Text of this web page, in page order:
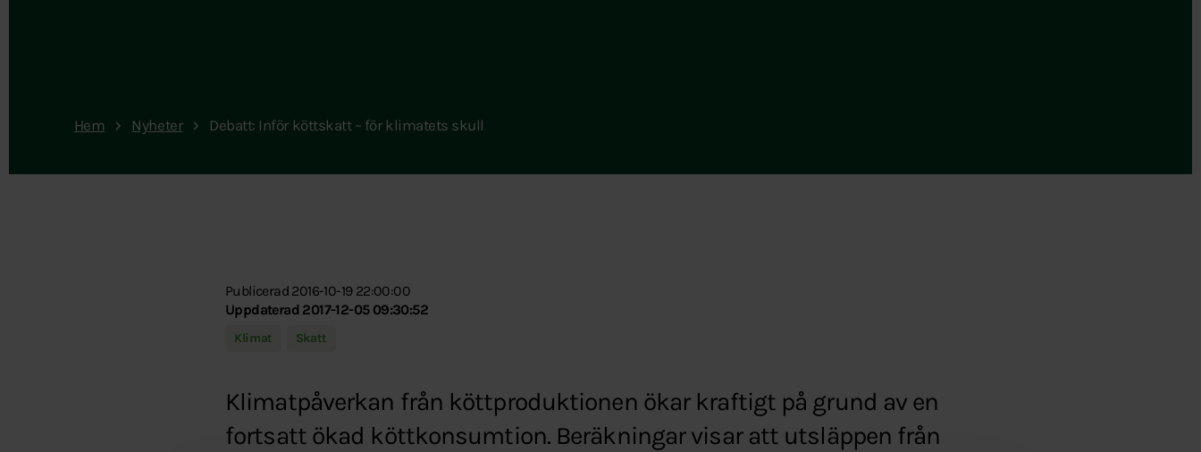
Hem Nyheter Debatt: Inför köttskatt – för klimatets skull
Publicerad 2016-10-19 22:00:00
Uppdaterad 2017-12-05 09:30:52
Klimat Skatt
Klimatpåverkan från köttproduktionen ökar kraftigt på grund av en
fortsatt ökad köttkonsumtion. Beräkningar visar att utsläppen från